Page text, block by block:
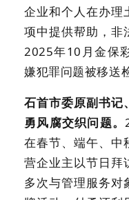
企业和个人在办理
项中提供帮助，非
2025年10月金保
嫌犯罪问题被移送
石首市委原副书记
勇风腐交织问题。
在春节、端午、中
营企业主以节日拜
多次与管理服务对